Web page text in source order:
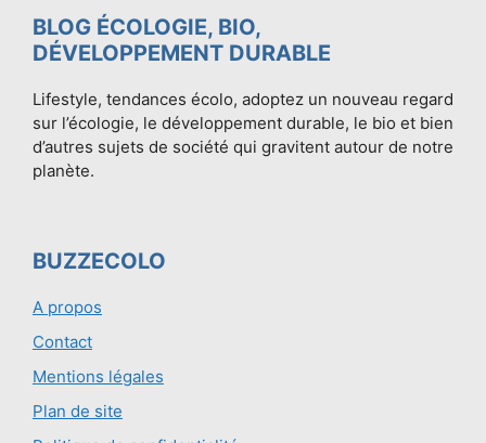
BLOG ÉCOLOGIE, BIO,
DÉVELOPPEMENT DURABLE
Lifestyle, tendances écolo, adoptez un nouveau regard
sur l’écologie, le développement durable, le bio et bien
d’autres sujets de société qui gravitent autour de notre
planète.
BUZZECOLO
A propos
Contact
Mentions légales
Plan de site